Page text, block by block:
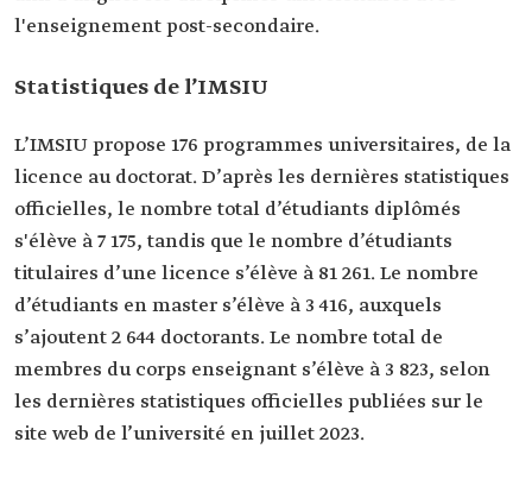
l'enseignement post-secondaire.
Statistiques de l’IMSIU
L’IMSIU propose 176 programmes universitaires, de la
licence au doctorat. D’après les dernières statistiques
officielles, le nombre total d’étudiants diplômés
s'élève à 7 175, tandis que le nombre d’étudiants
titulaires d’une licence s’élève à 81 261. Le nombre
d’étudiants en master s’élève à 3 416, auxquels
s’ajoutent 2 644 doctorants. Le nombre total de
membres du corps enseignant s’élève à 3 823, selon
les dernières statistiques officielles publiées sur le
site web de l’université en juillet 2023.